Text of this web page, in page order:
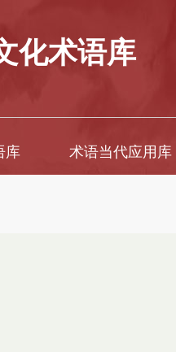
化术语库
库 术语当代应用库